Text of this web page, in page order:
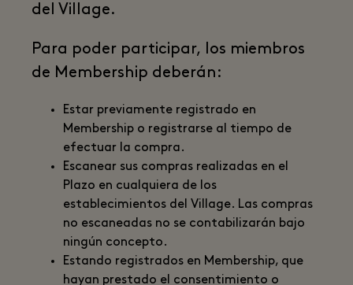
del Village.
Para poder participar, los miembros
de Membership deberán:
Estar previamente registrado en
Membership o registrarse al tiempo de
efectuar la compra.
Escanear sus compras realizadas en el
Plazo en cualquiera de los
establecimientos del Village. Las compras
no escaneadas no se contabilizarán bajo
ningún concepto.
Estando registrados en Membership, que
hayan prestado el consentimiento o